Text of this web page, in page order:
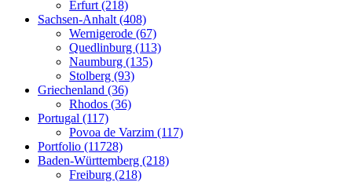
Erfurt (218)
Sachsen-Anhalt (408)
Wernigerode (67)
Quedlinburg (113)
Naumburg (135)
Stolberg (93)
Griechenland (36)
Rhodos (36)
Portugal (117)
Povoa de Varzim (117)
Portfolio (11728)
Baden-Württemberg (218)
Freiburg (218)